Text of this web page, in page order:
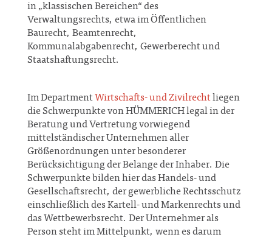
in „klassischen Bereichen“ des
Verwaltungsrechts, etwa im Öffentlichen
Baurecht, Beamtenrecht,
Kommunalabgabenrecht, Gewerberecht und
Staatshaftungsrecht.
Im Department Wirtschafts- und Zivilrechtliegen
die Schwerpunkte von HÜMMERICH legal in der
Beratung und Vertretung vorwiegend
mittelständischer Unternehmen aller
Größenordnungen unter besonderer
Berücksichtigung der Belange der Inhaber. Die
Schwerpunkte bilden hier das Handels- und
Gesellschaftsrecht, der gewerbliche Rechtsschutz
einschließlich des Kartell- und Markenrechts und
das Wettbewerbsrecht. Der Unternehmer als
Person steht im Mittelpunkt, wenn es darum